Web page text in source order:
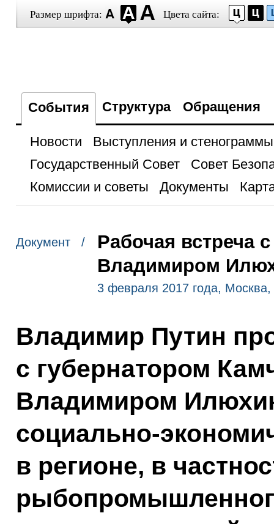
Размер шрифта: Цвета сайта:
События Структура Обращения
Новости
Выступления и стенограммы
Государственный Совет
Совет
Комиссии и советы
Документы
Документ /
Рабочая встреча
Владимиром
3 февраля 2017 года,
Владимир Путин
с губернатором
Владимиром
социально-
в регионе, в